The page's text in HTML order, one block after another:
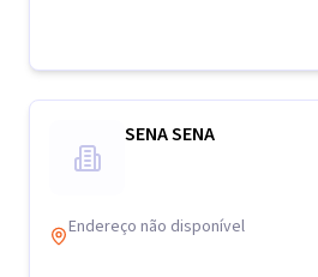
SENA SENA
Endereço não disponível